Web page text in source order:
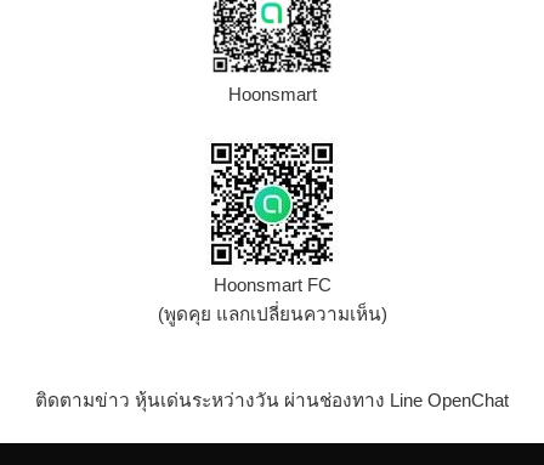
Hoonsmart
Hoonsmart FC
(พูดคุย แลกเปลี่ยนความเห็น)
ติดตามข่าว หุ้นเด่นระหว่างวัน ผ่านช่องทาง Line OpenChat